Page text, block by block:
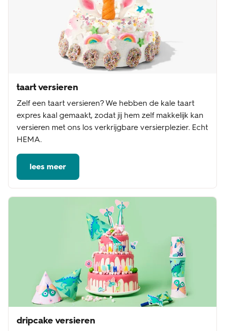
taart versieren
Zelf een taart versieren? We hebben de kale taart
expres kaal gemaakt, zodat jij hem zelf makkelijk kan
versieren met ons los verkrijgbare versierplezier. Echt
HEMA.
lees meer
dripcake versieren